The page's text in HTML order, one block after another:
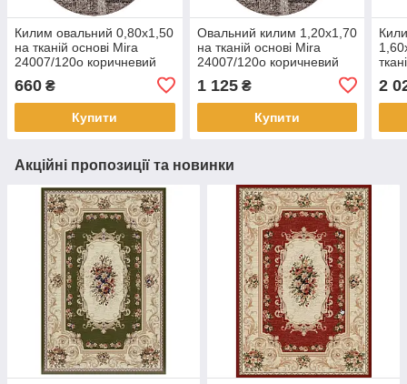
Килим овальний 0,80х1,50
на тканій основі Mira
24007/120о коричневий
660 ₴
Купити
Овальний килим 1,20х1,70
на тканій основі Mira
24007/120о коричневий
1 125₴
Купити
2
Акційні пропозиції та новинки